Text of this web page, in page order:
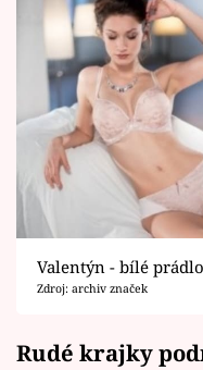
Valentýn - bílé prádlo
Zdroj: archiv značek
Rudé krajky